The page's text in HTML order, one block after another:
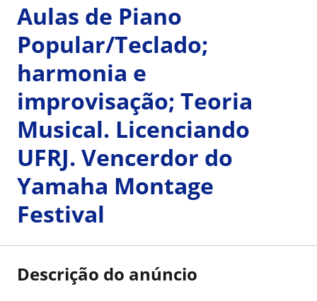
Aulas de Piano
Popular/Teclado;
harmonia e
improvisação; Teoria
Musical. Licenciando
UFRJ. Vencerdor do
Yamaha Montage
Festival
Descrição do anúncio